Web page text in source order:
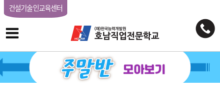
건설기술인교육센터